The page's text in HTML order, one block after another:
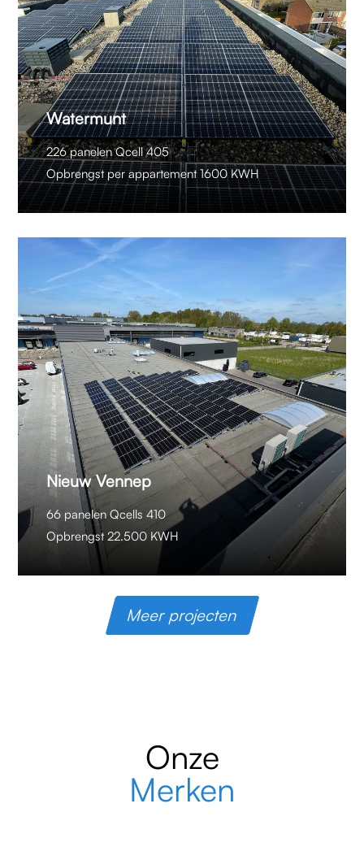
Watermunt
226 panelen Qcell 405
Opbrengst per appartement 1600 KWH
Nieuw Vennep
66 panelen Qcells 410
Opbrengst 22.500 KWH
Meer projecten
Onze
Merken